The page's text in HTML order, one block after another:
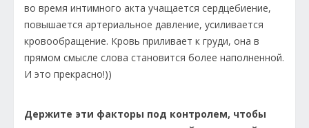
во время интимного акта учащается сердцебиение,
повышается артериальное давление, усиливается
кровообращение. Кровь приливает к груди, она в
прямом смысле слова становится более наполненной.
И это прекрасно!))
Держите эти факторы под контролем, чтобы